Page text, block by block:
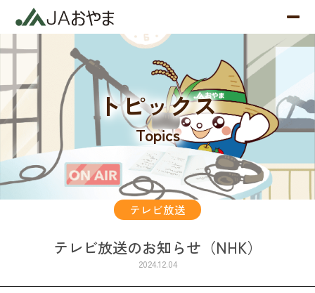
トピックス
Topics
テレビ放送
テレビ放送のお知らせ（NHK）
2024.12.04